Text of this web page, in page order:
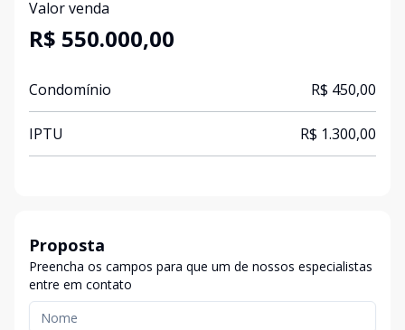
Valor venda
R$ 550.000,00
Condomínio R$ 450,00
IPTU R$ 1.300,00
Proposta
Preencha os campos para que um de nossos especialistas
entre em contato